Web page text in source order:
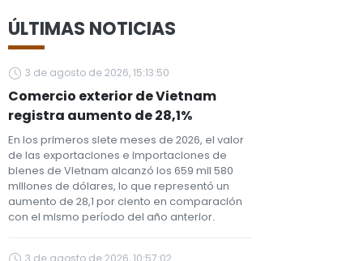
ÚLTIMAS NOTICIAS
3 de agosto de 2026, 15:13:50
Comercio exterior de Vietnam
registra aumento de 28,1%
En los primeros siete meses de 2026, el valor
de las exportaciones e importaciones de
bienes de Vietnam alcanzó los 659 mil 580
millones de dólares, lo que representó un
aumento de 28,1 por ciento en comparación
con el mismo período del año anterior.
3 de agosto de 2026, 10:57:02